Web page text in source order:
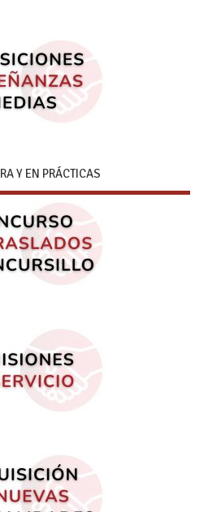
Y EN PRÁCTICAS